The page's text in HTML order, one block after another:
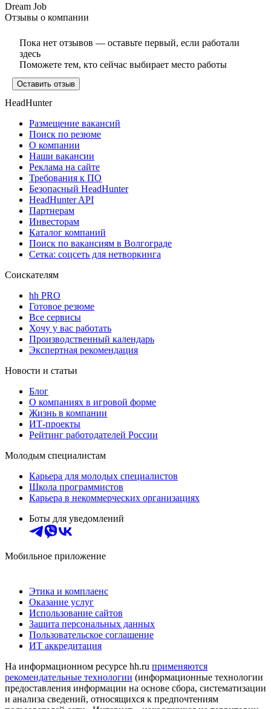
Dream Job
Отзывы о компании
Пока нет отзывов — оставьте первый, если работали
здесь
Поможете тем, кто сейчас выбирает место работы
Оставить отзыв
HeadHunter
Размещение вакансий
Поиск по резюме
О компании
Наши вакансии
Реклама на сайте
Требования к ПО
Безопасный HeadHunter
HeadHunter API
Партнерам
Инвесторам
Каталог компаний
Поиск по вакансиям в Волгограде
Сетка: соцсеть для нетворкинга
Соискателям
hh PRO
Готовое резюме
Все сервисы
Хочу у вас работать
Производственный календарь
Экспертная рекомендация
Новости и статьи
Блог
О компаниях в игровой форме
Жизнь в компании
ИТ-проекты
Рейтинг работодателей России
Молодым специалистам
Карьера для молодых специалистов
Школа программистов
Карьера в некоммерческих организациях
Боты для уведомлений
Мобильное приложение
Этика и комплаенс
Оказание услуг
Использование сайтов
Защита персональных данных
Пользовательское соглашение
ИТ аккредитация
На информационном ресурсе hh.ru применяются
рекомендательные технологии (информационные технологии
предоставления информации на основе сбора, систематизации
и анализа сведений, относящихся к предпочтениям